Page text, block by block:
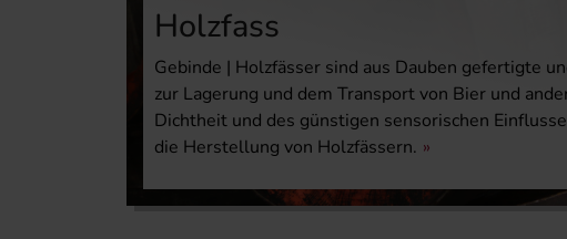
Holzfass
Gebinde | Holzfässer sind aus Dauben gefertigte
zur Lagerung und dem Transport von Bier und
Dichtheit und des günstigen sensorischen
die Herstellung von Holzfässern.